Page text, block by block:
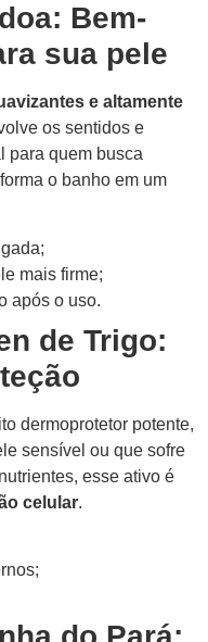
Bem-
sua pele
e altamente
os sentidos e
para quem busca
o banho em um
mais firme;
após o uso.
de Trigo:
dermoprotetor potente,
sensível ou que sofre
esse ativo é
celular.